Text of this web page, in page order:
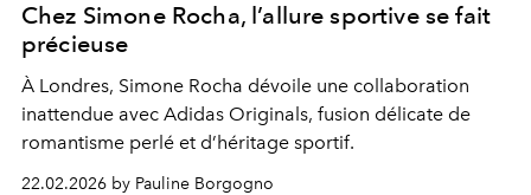
Chez Simone Rocha, l’allure sportive se fait
précieuse
À Londres, Simone Rocha dévoile une collaboration
inattendue avec Adidas Originals, fusion délicate de
romantisme perlé et d’héritage sportif.
22.02.2026 by Pauline Borgogno